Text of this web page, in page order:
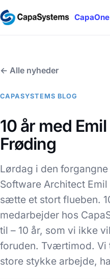
CapaOne
← Alle nyheder
CAPASYSTEMS BLOG
10 år med
Frøding
Lørdag i den
Software Architect
sætte et stort flueben.
medarbejder hos
til – 10 år, som vi ikke
foruden. Tværtimod. Vi
store stykke arbejde,